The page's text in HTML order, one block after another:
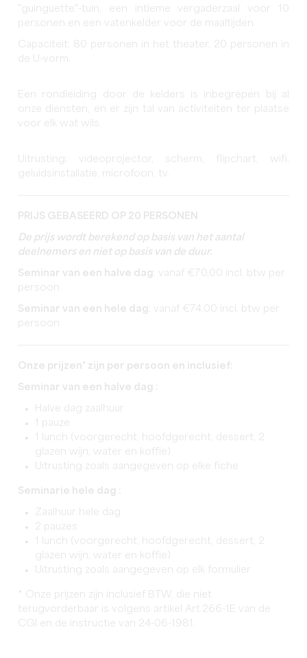
"guinguette"-tuin, een intieme vergaderzaal voor 10
personen en een vatenkelder voor de maaltijden.
Capaciteit: 80 personen in het theater, 20 personen in
de U-vorm.
Een rondleiding door de kelders is inbegrepen bij al
onze diensten, en er zijn tal van activiteiten ter plaatse
voor elk wat wils.
Uitrusting: videoprojector, scherm, flipchart, wifi,
geluidsinstallatie, microfoon, tv.
PRIJS GEBASEERD OP 20 PERSONEN
De prijs wordt berekend op basis van het aantal
deelnemers en niet op basis van de duur.
Seminar van een halve dag
: vanaf €70,00 incl. btw per
persoon
Seminar van een hele dag
: vanaf €74,00 incl. btw per
persoon
Onze prijzen* zijn per persoon en inclusief:
Seminar van een halve dag :
Halve dag zaalhuur
1 pauze
1 lunch (voorgerecht, hoofdgerecht, dessert, 2
glazen wijn, water en koffie)
Uitrusting zoals aangegeven op elke fiche
Seminarie hele dag :
Zaalhuur hele dag
2 pauzes
1 lunch (voorgerecht, hoofdgerecht, dessert, 2
glazen wijn, water en koffie)
Uitrusting zoals aangegeven op elk formulier
* Onze prijzen zijn inclusief BTW, die niet
terugvorderbaar is volgens artikel Art.266-1E van de
CGI en de instructie van 24-06-1981.